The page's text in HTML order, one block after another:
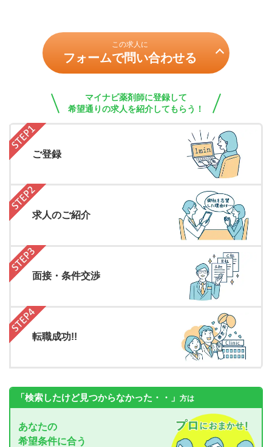
この求人に
フォームで問い合わせる
マイナビ薬剤師に登録して
希望通りの求人を紹介してもらう！
ご登録
求人のご紹介
面接・条件交渉
転職成功!!
「検索したけど見つからなかった・・」 方は
あなたの
希望条件に合う